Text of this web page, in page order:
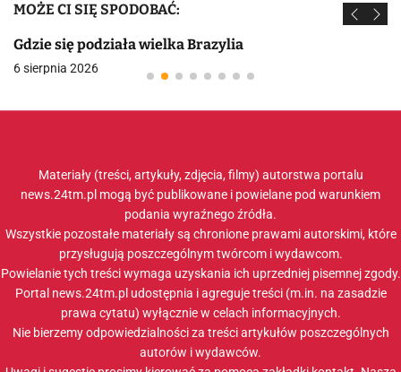
MOŻE CI SIĘ SPODOBAĆ:
Gdzie się podziała wielka Brazylia
6 sierpnia 2026
Materiały (treści, artykuły, zdjęcia, filmy) autorstwa portalu
news.24tm.pl mogą być publikowane i powielane pod warunkiem
podania wyraźnego źródła.
Wszystkie pozostałe materiały są chronione prawami autorskimi, które
przysługują poszczególnym twórcom i wydawcom.
Powielanie tych treści wymaga uzyskania ich uprzedniej pisemnej zgody.
Portal news.24tm.pl udostępnia i agreguje treści (m.in. na zasadzie
prawa cytatu) wyłącznie w celach informacyjnych.
Nie bierzemy odpowiedzialności za treści artykułów poszczególnych
autorów i wydawców.